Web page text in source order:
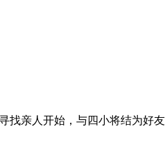
找亲人开始，与四小将结为好